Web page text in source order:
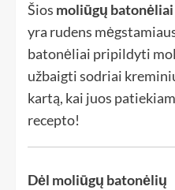
Šios moliūgų batonėliai
yra rudens
batonėliai pripildyti
užbaigti sodriai
kartą, kai juos
recepto!
Dėl moliūgų batonėlių